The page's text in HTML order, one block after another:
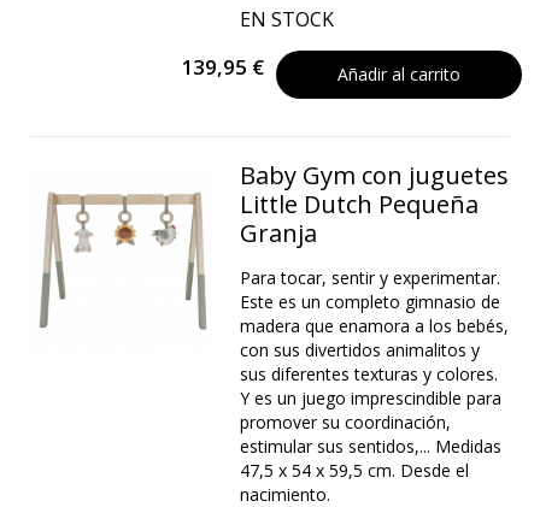
EN STOCK
139,95 € Añadir al carrito
Baby Gym con juguetes
Little Dutch Pequeña
Granja
Para tocar, sentir y experimentar.
Este es un completo gimnasio de
madera que enamora a los bebés,
con sus divertidos animalitos y
sus diferentes texturas y colores.
Y es un juego imprescindible para
promover su coordinación,
estimular sus sentidos,... Medidas
47,5 x 54 x 59,5 cm. Desde el
nacimiento.